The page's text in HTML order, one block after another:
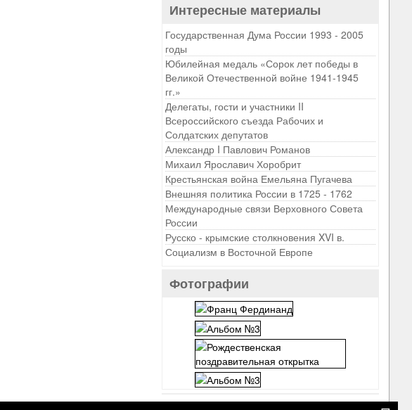
Интересные материалы
Государственная Дума России 1993 - 2005
годы
Юбилейная медаль «Сорок лет победы в
Великой Отечественной войне 1941-1945
гг.»
Делегаты, гости и участники II
Всероссийского съезда Рабочих и
Солдатских депутатов
Александр I Павлович Романов
Михаил Ярославич Хоробрит
Крестьянская война Емельяна Пугачева
Внешняя политика России в 1725 - 1762
Международные связи Верховного Совета
России
Русско - крымские столкновения XVI в.
Социализм в Восточной Европе
Фотографии